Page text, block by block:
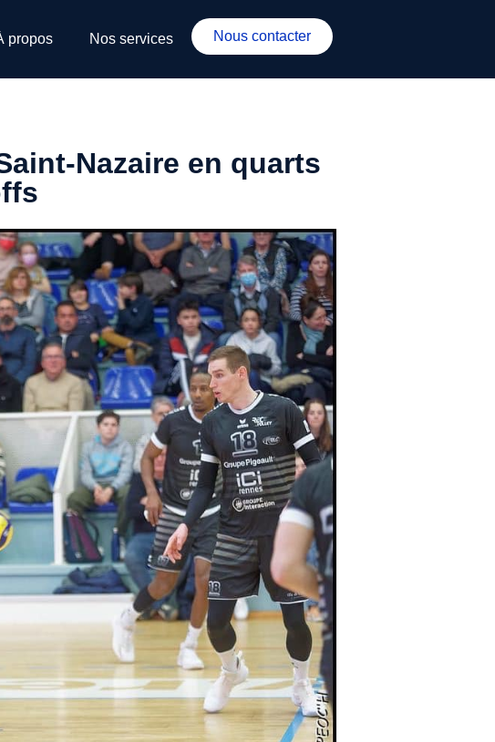
propos Nos services Nous contacter
Nazaire en quarts